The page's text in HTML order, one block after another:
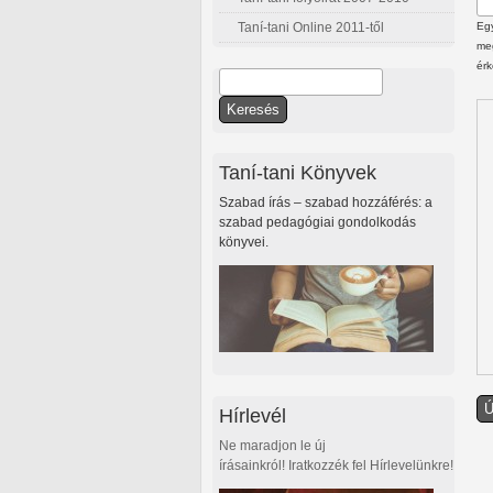
Taní-tani Online 2011-től
Keresés űrlap
Taní-tani Könyvek
Szabad írás – szabad hozzáférés: a
szabad pedagógiai gondolkodás
könyvei.
Hírlevél
Ne maradjon le új
írásainkról! Iratkozzék fel Hírlevelünkre!